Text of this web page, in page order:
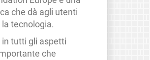
che dà agli utenti
tecnologia.
tutti gli aspetti
che